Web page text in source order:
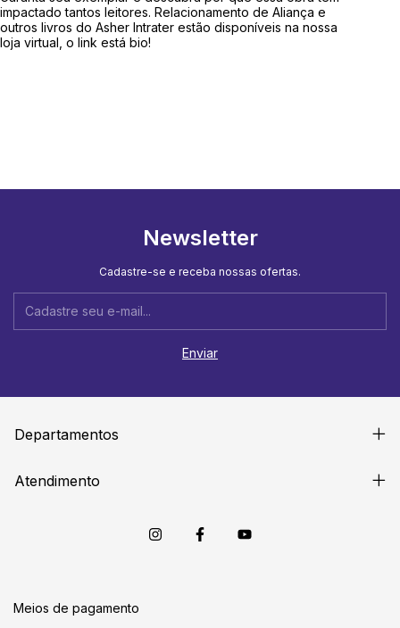
Newsletter
Cadastre-se e receba nossas ofertas.
Departamentos
Atendimento
Meios de pagamento